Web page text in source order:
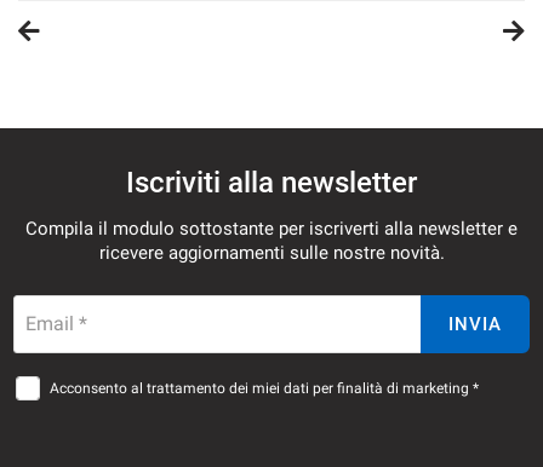
Iscriviti alla newsletter
Compila il modulo sottostante per iscriverti alla newsletter e
ricevere aggiornamenti sulle nostre novità.
Email * INVIA
Acconsento al trattamento dei miei dati per finalità di marketing *